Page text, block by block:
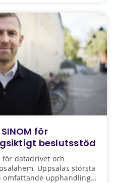
för
beslutsstöd
för datadrivet och
Uppsalas största
omfattande upphandling